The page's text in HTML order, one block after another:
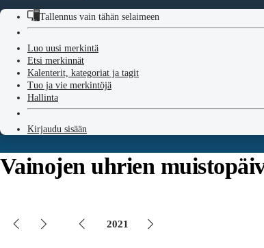
Tallennus vain tähän selaimeen
Luo uusi merkintä
Etsi merkinnät
Kalenterit, kategoriat ja tagit
Tuo ja vie merkintöjä
Hallinta
Kirjaudu sisään
Vainojen uhrien
2021